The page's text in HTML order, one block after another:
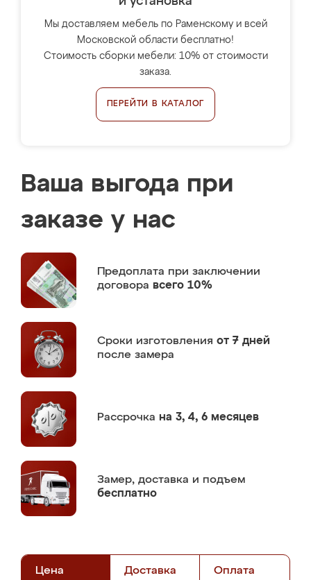
Мы доставляем мебель по Раменскому и всей
Московской области бесплатно!
Стоимость сборки мебели: 10% от стоимости
заказа.
ПЕРЕЙТИ В КАТАЛОГ
Ваша выгода при
заказе у нас
Предоплата при заключении
договора всего 10%
Сроки изготовления от 7 дней
после замера
Рассрочка на 3, 4, 6 месяцев
Замер, доставка и подъем
бесплатно
Цена Доставка Оплата